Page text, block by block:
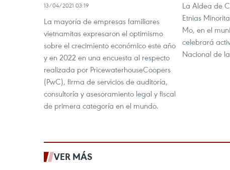
13/04/2021 03:19
La mayoría de empresas familiares
vietnamitas expresaron el optimismo
sobre el crecimiento económico este año
y en 2022 en una encuesta al respecto
realizada por PricewaterhouseCoopers
(PwC), firma de servicios de auditoría,
consultoría y asesoramiento legal y fiscal
de primera categoría en el mundo.
La Aldea de
Etnias
Mo, en el
celebrará
Nacional de
VER MÁS